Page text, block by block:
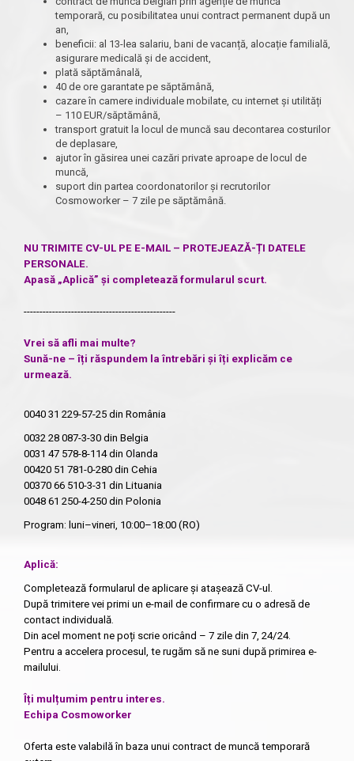
temporară, cu posibilitatea unui contract permanent după un
an,
beneficii: al 13-lea salariu, bani de vacanță, alocație familială,
asigurare medicală și de accident,
plată săptămânală,
40 de ore garantate pe săptămână,
cazare în camere individuale mobilate, cu internet și utilități
– 110 EUR/săptămână,
transport gratuit la locul de muncă sau decontarea costurilor
de deplasare,
ajutor în găsirea unei cazări private aproape de locul de
muncă,
suport din partea coordonatorilor și recrutorilor
Cosmoworker – 7 zile pe săptămână.
NU TRIMITE CV-UL PE E-MAIL – PROTEJEAZĂ-ȚI DATELE
PERSONALE.
Apasă „Aplică” și completează formularul scurt.
------------------------------------------------
Vrei să afli mai multe?
Sună-ne – îți răspundem la întrebări și îți explicăm ce
urmează.
0040 31 229-57-25 din România
0032 28 087-3-30 din Belgia
0031 47 578-8-114din Olanda
00420 51 781-0-280 din Cehia
00370 66 510-3-31 din Lituania
0048 61 250-4-250 din Polonia
Program: luni–vineri, 10:00–18:00 (RO)
Aplică:
Completează formularul de aplicare și atașează CV-ul.
După trimitere vei primi un e-mail de confirmare cu o adresă de
contact individuală.
Din acel moment ne poți scrie oricând – 7 zile din 7, 24/24.
Pentru a accelera procesul, te rugăm să ne suni după primirea e-
mailului.
Îți mulțumim pentru interes.
Echipa Cosmoworker
Oferta este valabilă în baza unui contract de muncă temporară